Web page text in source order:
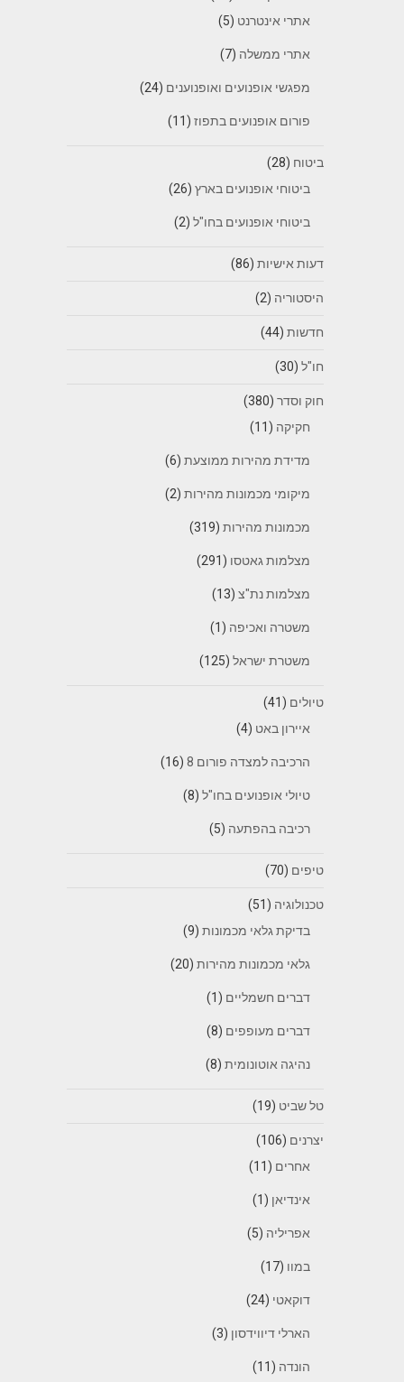
אתרי אינטרנט (5)
אתרי ממשלה (7)
מפגשי אופנועים ואופנוענים (24)
פורום אופנועים בתפוז(11)
ביטוח (28)
ביטוחי אופנועים בארץ(26)
ביטוחי אופנועים בחו"ל(2)
דעות אישיות(86)
היסטוריה (2)
חדשות(44)
חו"ל(30)
חוק וסדר(380)
חקיקה (11)
מדידת מהירות ממוצעת(6)
מיקומי מכמונות מהירות(2)
מכמונות מהירות(319)
מצלמות גאטסו (291)
מצלמות נת"צ(13)
משטרה ואכיפה (1)
משטרת ישראל(125)
טיולים (41)
איירון באט (4)
הרכיבה למצדה פורום 8 (16)
טיולי אופנועים בחו"ל(8)
רכיבה בהפתעה (5)
טיפים (70)
טכנולוגיה (51)
בדיקת גלאי מכמונות(9)
גלאי מכמונות מהירות(20)
דברים חשמליים (1)
דברים מעופפים (8)
נהיגה אוטונומית(8)
טל שביט (19)
יצרנים (106)
אחרים (11)
אינדיאן (1)
אפריליה (5)
במוו (17)
דוקאטי (24)
הארלי דיווידסון (3)
הונדה (11)